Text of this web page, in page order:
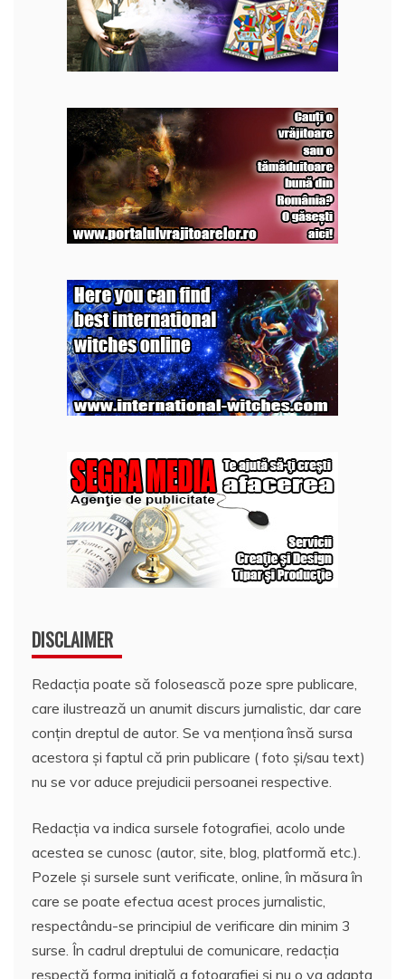
DISCLAIMER
Redacția poate să folosească poze spre publicare,
care ilustrează un anumit discurs jurnalistic, dar care
conțin dreptul de autor. Se va menționa însă sursa
acestora și faptul că prin publicare ( foto și/sau text)
nu se vor aduce prejudicii persoanei respective.
Redacția va indica sursele fotografiei, acolo unde
acestea se cunosc (autor, site, blog, platformă etc.).
Pozele și sursele sunt verificate, online, în măsura în
care se poate efectua acest proces jurnalistic,
respectându-se principiul de verificare din minim 3
surse. În cadrul dreptului de comunicare, redacția
respectă forma inițială a fotografiei și nu o va adapta